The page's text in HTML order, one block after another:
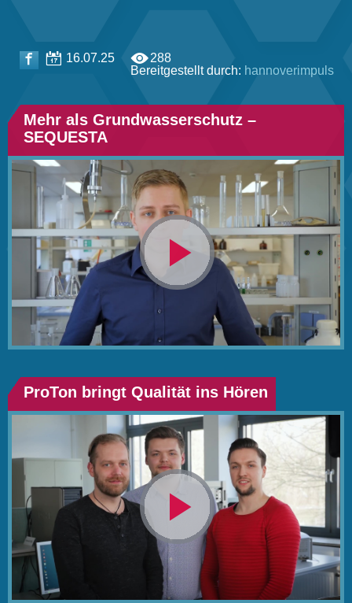
16.07.25
288
Bereitgestellt durch: hannoverimpuls
Mehr als Grundwasserschutz –
SEQUESTA
Video
abspielen
ProTon bringt Qualität ins Hören
Video
abspielen